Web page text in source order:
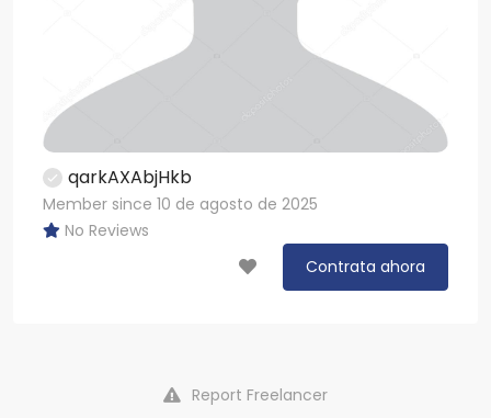
qarkAXAbjHkb
Member since 10 de agosto de 2025
No Reviews
Contrata ahora
Report Freelancer